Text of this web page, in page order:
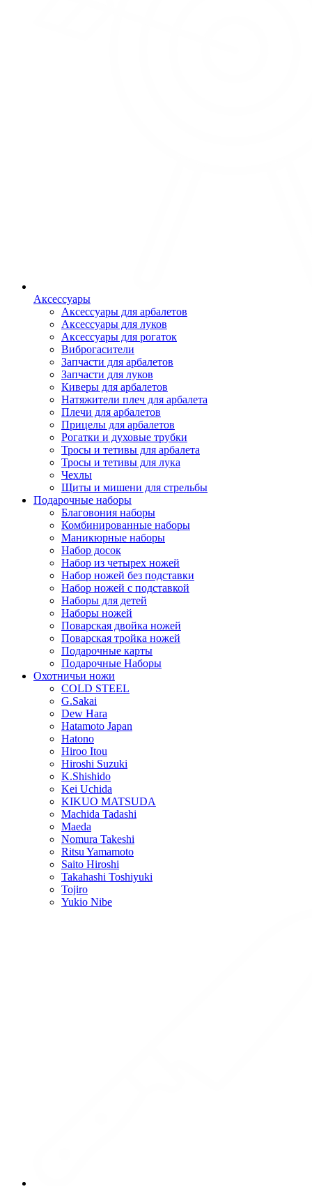
Аксессуары
Аксессуары для арбалетов
Аксессуары для луков
Аксессуары для рогаток
Виброгасители
Запчасти для арбалетов
Запчасти для луков
Киверы для арбалетов
Натяжители плеч для арбалета
Плечи для арбалетов
Прицелы для арбалетов
Рогатки и духовые трубки
Тросы и тетивы для арбалета
Тросы и тетивы для лука
Чехлы
Щиты и мишени для стрельбы
Подарочные наборы
Благовония наборы
Комбинированные наборы
Маникюрные наборы
Набор досок
Набор из четырех ножей
Набор ножей без подставки
Набор ножей с подставкой
Наборы для детей
Наборы ножей
Поварская двойка ножей
Поварская тройка ножей
Подарочные карты
Подарочные Наборы
Охотничьи ножи
COLD STEEL
G.Sakai
Dew Hara
Hatamoto Japan
Hatono
Hiroo Itou
Hiroshi Suzuki
K.Shishido
Kei Uchida
KIKUO MATSUDA
Machida Tadashi
Maeda
Nomura Takeshi
Ritsu Yamamoto
Saito Hiroshi
Takahashi Toshiyuki
Tojiro
Yukio Nibe